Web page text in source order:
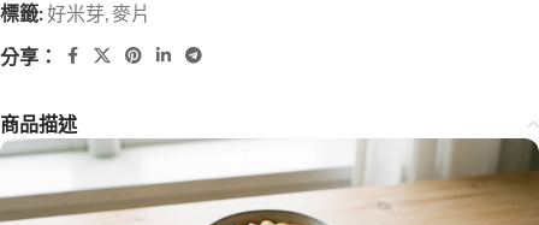
標籤:好米芽, 麥片
分享：
商品描述